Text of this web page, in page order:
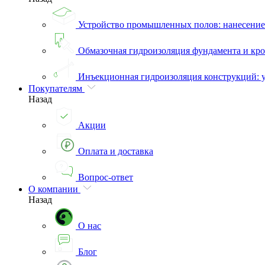
Устройство промышленных полов:
Обмазочная гидроизоляция фундамента и
Инъекционная гидроизоляция конструкций:
Покупателям
Назад
Акции
Оплата и доставка
Вопрос-ответ
О компании
Назад
О нас
Блог